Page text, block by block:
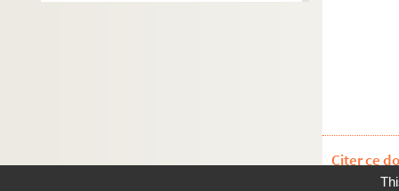
Citer ce